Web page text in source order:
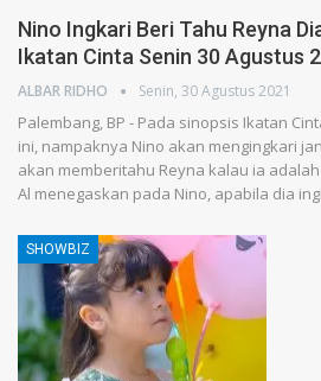
Nino Ingkari Beri Tahu Reyna
Ikatan Cinta Senin 30 Agustus
ALBAR RIDHO Senin, 30 Agustus 2021
Palembang, BP - Pada sinopsis Ikatan
ini, nampaknya Nino akan mengingkari
akan memberitahu Reyna kalau ia
Al menegaskan pada Nino, apabila dia
SHOWBIZ